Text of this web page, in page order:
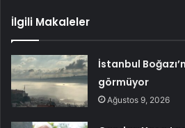
İlgili Makaleler
İstanbul
görmüyor
Ağustos 9, 2026